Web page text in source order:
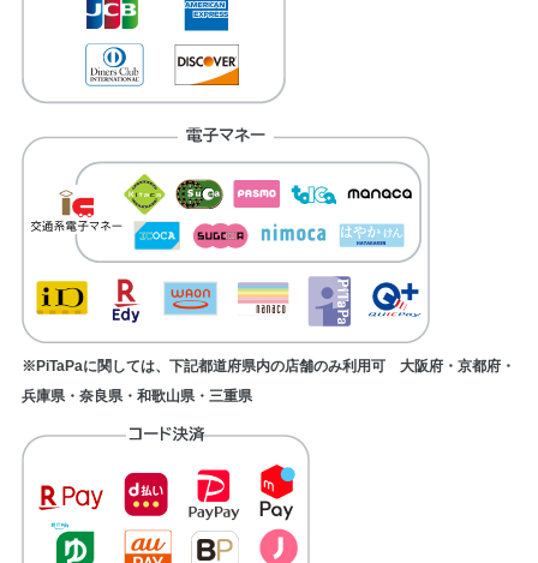
※PiTaPaに関しては、下記都道府県内の店舗のみ利用可 大阪府・京都府・
兵庫県・奈良県・和歌山県・三重県